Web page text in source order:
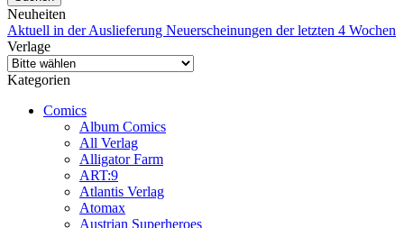
Neuheiten
Aktuell in der Auslieferung Neuerscheinungen der letzten 4 Wochen
Verlage
Kategorien
Comics
Album Comics
All Verlag
Alligator Farm
ART:9
Atlantis Verlag
Atomax
Austrian Superheroes